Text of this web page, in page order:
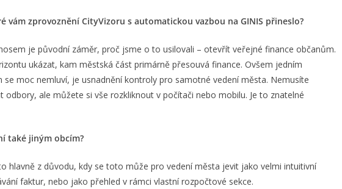
vám zprovoznění CityVizoru s automatickou vazbou na GINIS přineslo?
je původní záměr, proč jsme o to usilovali – otevřít veřejné finance občanům.
ukázat, kam městská část primárně přesouvá finance. Ovšem jedním
se moc nemluví, je usnadnění kontroly pro samotné vedení města. Nemusíte
odbory, ale můžete si vše rozkliknout v počítači nebo mobilu. Je to znatelné
také jiným obcím?
hlavně z důvodu, kdy se toto může pro vedení města jevit jako velmi intuitivní
faktur, nebo jako přehled v rámci vlastní rozpočtové sekce.